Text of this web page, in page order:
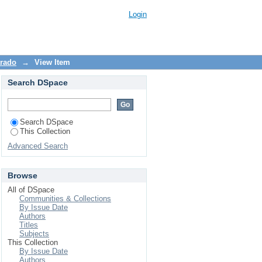
a seu consumo e
adultos
Login
→ View Item
Search DSpace
Search DSpace
This Collection
Advanced Search
Browse
All of DSpace
Communities & Collections
By Issue Date
Authors
Titles
Subjects
This Collection
By Issue Date
Authors